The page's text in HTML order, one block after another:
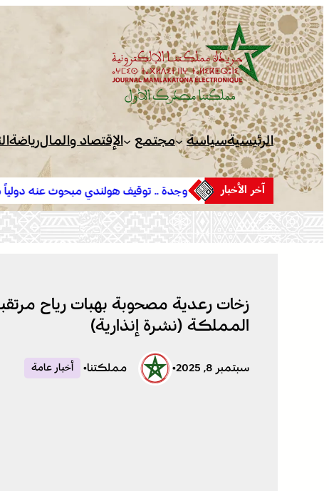
تخطى
إلى
المحتوى
الرئيسيةسياسة مجتمع الإقتصاد والمالرياضة
آخر الأخباروجدة .. توقيف هولندي مبحوث عنه دولياً من طرف
في ارتباطه بشبكة إجرامية عابرة للحدود
زخات رعدية مصحوبة بهبات رياح
المملكة (نشرة إنذارية)
سبتمبر 8, 2025 • مملكتنا• أخبار عامة